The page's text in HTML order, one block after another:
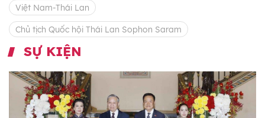
Việt Nam-Thái Lan
Chủ tịch Quốc hội Thái Lan Sophon Saram
SỰ KIỆN